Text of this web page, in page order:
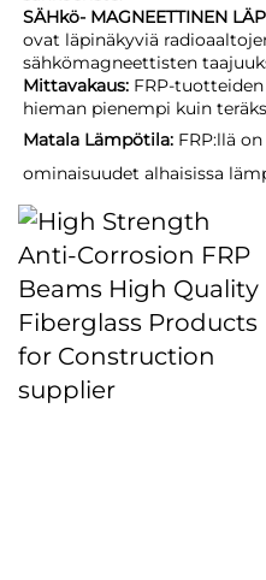
SÄHkö- MAGNEETTINEN
ovat läpinäkyviä
sähkömagneettisten
Mittavakaus: FRP-
hieman pienempi kuin
Matala Lämpötila: FRP:llä
ominaisuudet alhaisissa